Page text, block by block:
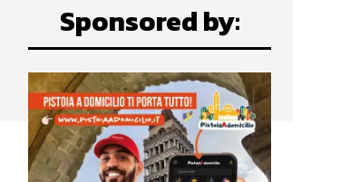
Sponsored by: